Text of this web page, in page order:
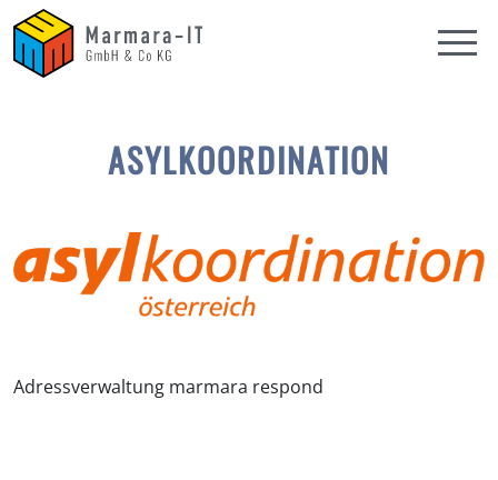
ASYLKOORDINATION
Adressverwaltung marmara respond